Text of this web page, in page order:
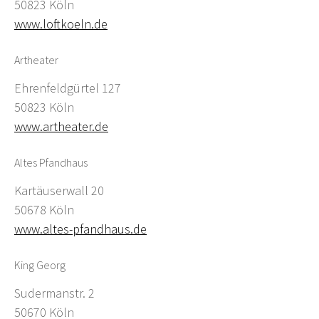
50823 Köln
www.loftkoeln.de
Artheater
Ehrenfeldgürtel 127
50823 Köln
www.artheater.de
Altes Pfandhaus
Kartäuserwall 20
50678 Köln
www.altes-pfandhaus.de
King Georg
Sudermanstr. 2
50670 Köln